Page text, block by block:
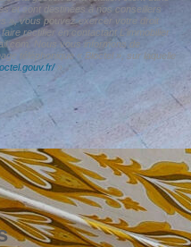
et sont destinées à nos conseillers
», vous pouvez exercer votre droit
rectifier en contactant L'immobilier
Nous vous informons de
téléphonique « Bloctel », sur laquelle
»